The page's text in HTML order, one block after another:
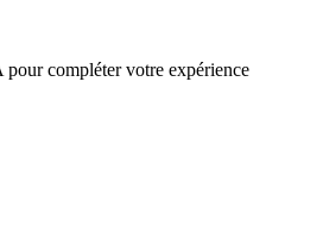
compléter votre expérience